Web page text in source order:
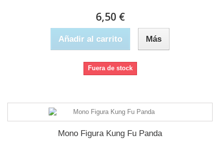
6,50 €
Añadir al carrito Más
Fuera de stock
Mono Figura Kung Fu Panda